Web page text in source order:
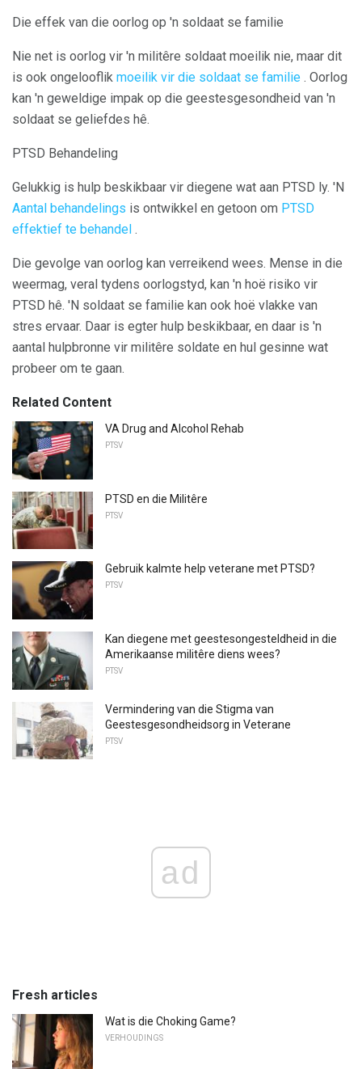
Die effek van die oorlog op 'n soldaat se familie
Nie net is oorlog vir 'n militêre soldaat moeilik nie, maar dit
is ook ongelooflik moeilik vir die soldaat se familie . Oorlog
kan 'n geweldige impak op die geestesgesondheid van 'n
soldaat se geliefdes hê.
PTSD Behandeling
Gelukkig is hulp beskikbaar vir diegene wat aan PTSD ly. 'N
Aantal behandelings is ontwikkel en getoon om PTSD
effektief te behandel .
Die gevolge van oorlog kan verreikend wees. Mense in die
weermag, veral tydens oorlogstyd, kan 'n hoë risiko vir
PTSD hê. 'N soldaat se familie kan ook hoë vlakke van
stres ervaar. Daar is egter hulp beskikbaar, en daar is 'n
aantal hulpbronne vir militêre soldate en hul gesinne wat
probeer om te gaan.
Related Content
VA Drug and Alcohol Rehab
PTSV
PTSD en die Militêre
PTSV
Gebruik kalmte help veterane met PTSD?
PTSV
Kan diegene met geestesongesteldheid in die
Amerikaanse militêre diens wees?
PTSV
Vermindering van die Stigma van
Geestesgesondheidsorg in Veterane
PTSV
ad
Fresh articles
Wat is die Choking Game?
VERHOUDINGS